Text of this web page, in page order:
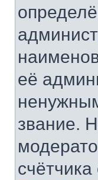
её
звание.